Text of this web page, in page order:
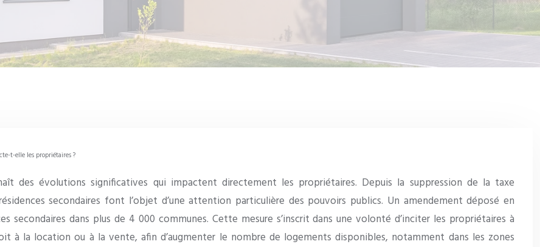
t-elle les propriétaires ?
des évolutions significatives qui impactent directement les propriétaires. Depuis la suppression de la taxe
secondaires font l’objet d’une attention particulière des pouvoirs publics. Un amendement déposé en
secondaires dans plus de 4 000 communes. Cette mesure s’inscrit dans une volonté d’inciter les propriétaires à
à la location ou à la vente, afin d’augmenter le nombre de logements disponibles, notamment dans les zones